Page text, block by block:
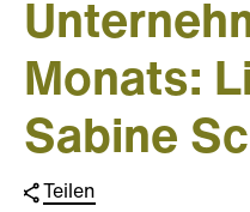
Monats:
Sabine
Teilen